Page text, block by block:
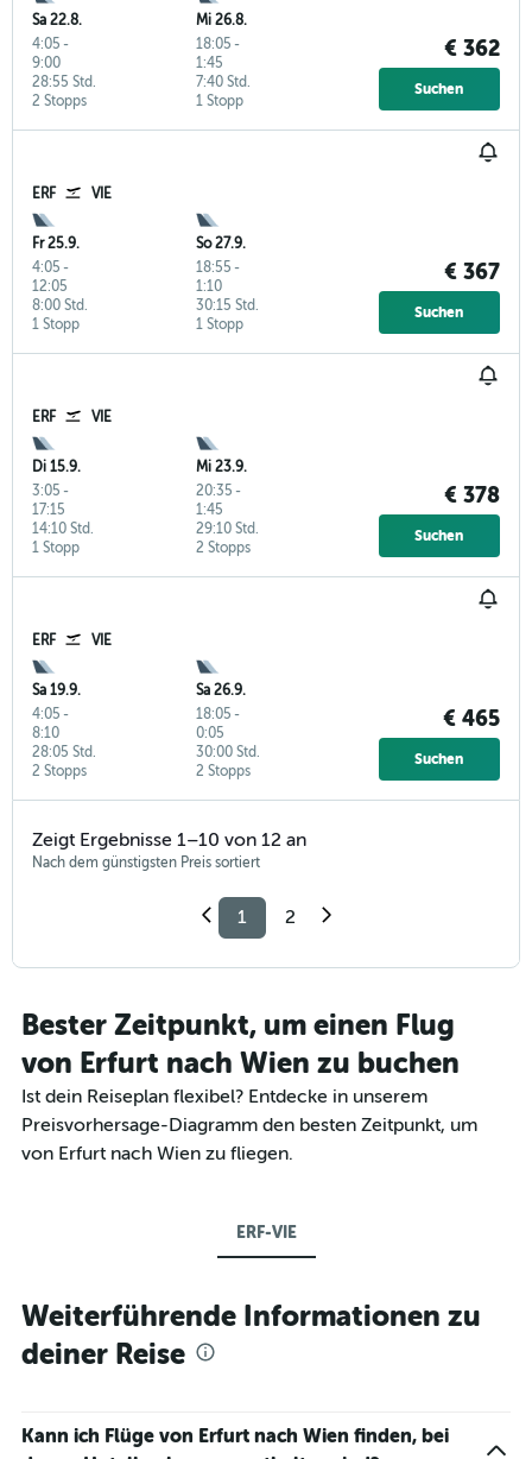
Sa 22.8.
4:05 -
9:00
2 Stopps
28:55 Std.
Mi 26.8.
18:05 -
1:45
1 Stopp
7:40 Std.
€ 362
Suchen
ERF VIE
Fr 25.9.
4:05 -
12:05
1 Stopp
8:00 Std.
So 27.9.
18:55 -
1:10
1 Stopp
30:15 Std.
€ 367
Suchen
ERF VIE
Di 15.9.
3:05 -
17:15
1 Stopp
14:10 Std.
Mi 23.9.
20:35 -
1:45
2 Stopps
29:10 Std.
€ 378
Suchen
ERF VIE
Sa 19.9.
4:05 -
8:10
2 Stopps
28:05 Std.
Sa 26.9.
18:05 -
0:05
2 Stopps
30:00 Std.
€ 465
Suchen
Zeigt Ergebnisse 1–10 von 12 an
Nach dem günstigsten Preis sortiert
1 2
Bester Zeitpunkt, um einen Flug
von Erfurt nach Wien zu buchen
Ist dein Reiseplan flexibel? Entdecke in unserem
Preisvorhersage-Diagramm den besten Zeitpunkt, um
von Erfurt nach Wien zu fliegen.
ERF-VIE
Weiterführende Informationen zu
deiner Reise
Kann ich Flüge von Erfurt nach Wien finden, bei